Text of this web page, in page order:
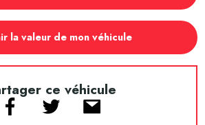
la valeur de mon véhicule
ce véhicule